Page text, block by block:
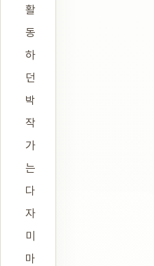
활
동
하
던
박
작
가
는
다
자
미
마